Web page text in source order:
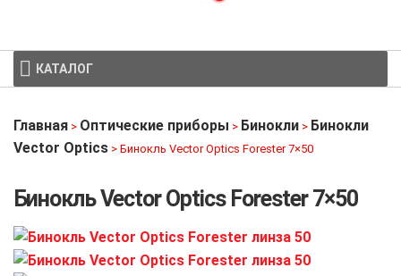
КАТАЛОГ
Главная > Оптические приборы > Бинокли > Бинокли
Vector Optics > Бинокль Vector Optics Forester 7×50
Бинокль Vector Optics Forester 7×50